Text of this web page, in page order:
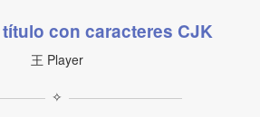
con caracteres CJK
王 Player
✧